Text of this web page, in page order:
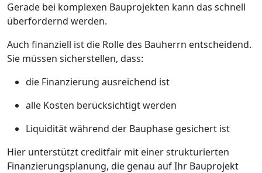
Gerade bei komplexen Bauprojekten kann das schnell
überfordernd werden.
Auch finanziell ist die Rolle des Bauherrn entscheidend.
Sie müssen sicherstellen, dass:
die Finanzierung ausreichend ist
alle Kosten berücksichtigt werden
Liquidität während der Bauphase gesichert ist
Hier unterstützt creditfair mit einer strukturierten
Finanzierungsplanung, die genau auf Ihr Bauprojekt